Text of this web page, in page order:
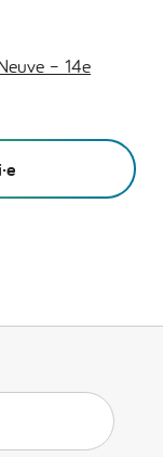
– 14e